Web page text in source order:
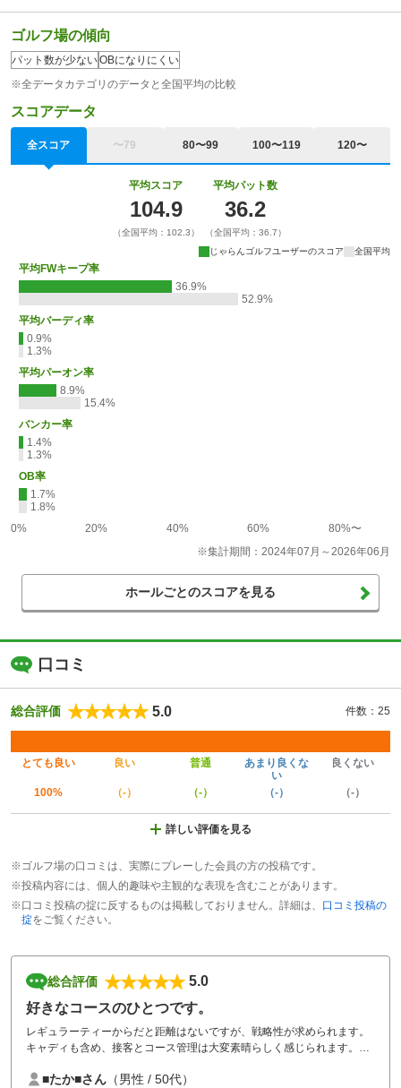
ゴルフ場の傾向
パット数が少ないOBになりにくい
※全データカテゴリのデータと全国平均の比較
スコアデータ
全スコア 〜79 80〜99 100〜119 120〜
平均スコア
104.9
（全国平均：102.3）
平均パット数
36.2
（全国平均：36.7）
じゃらんゴルフユーザーのスコア
全国平均
平均FWキープ率
36.9%
52.9%
平均バーディ率
0.9%
1.3%
平均パーオン率
8.9%
15.4%
バンカー率
1.4%
1.3%
OB率
1.7%
1.8%
0%
20% 40% 60%
80%〜
※集計期間：2024年07月～2026年06月
ホールごとのスコアを見る
口コミ
総合評価 5.0 件数：25
とても良い 良い 普通
あまり良くな
い
良くない
100% （-） （-） （-） （-）
詳しい評価を見る
※ゴルフ場の口コミは、実際にプレーした会員の方の投稿です。
※投稿内容には、個人的趣味や主観的な表現を含むことがあります。
※口コミ投稿の掟に反するものは掲載しておりません。詳細は、 口コミ投稿の
掟をご覧ください。
総合評価
5.0
好きなコースのひとつです。
レギュラーティーからだと距離はないですが、戦略性が求められます。
キャディも含め、接客とコース管理は大変素晴らしく感じられます。
グーリーンディボット痕ですね。コース管理の方が精魂込められて整備
■たか■さん （男性 / 50代）